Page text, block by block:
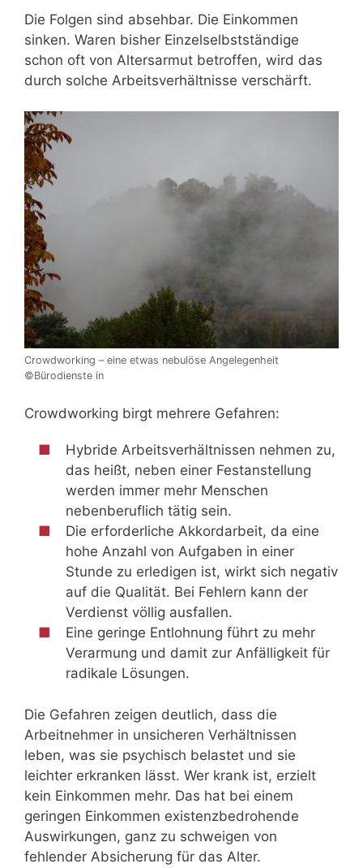
Die Folgen sind absehbar. Die Einkommen
sinken. Waren bisher Einzelselbstständige
schon oft von Altersarmut betroffen, wird das
durch solche Arbeitsverhältnisse verschärft.
Crowdworking – eine etwas nebulöse Angelegenheit
©Bürodienste in
Crowdworking birgt mehrere Gefahren:
Hybride Arbeitsverhältnissen nehmen zu,
das heißt, neben einer Festanstellung
werden immer mehr Menschen
nebenberuflich tätig sein.
Die erforderliche Akkordarbeit, da eine
hohe Anzahl von Aufgaben in einer
Stunde zu erledigen ist, wirkt sich negativ
auf die Qualität. Bei Fehlern kann der
Verdienst völlig ausfallen.
Eine geringe Entlohnung führt zu mehr
Verarmung und damit zur Anfälligkeit für
radikale Lösungen.
Die Gefahren zeigen deutlich, dass die
Arbeitnehmer in unsicheren Verhältnissen
leben, was sie psychisch belastet und sie
leichter erkranken lässt. Wer krank ist, erzielt
kein Einkommen mehr. Das hat bei einem
geringen Einkommen existenzbedrohende
Auswirkungen, ganz zu schweigen von
fehlender Absicherung für das Alter.